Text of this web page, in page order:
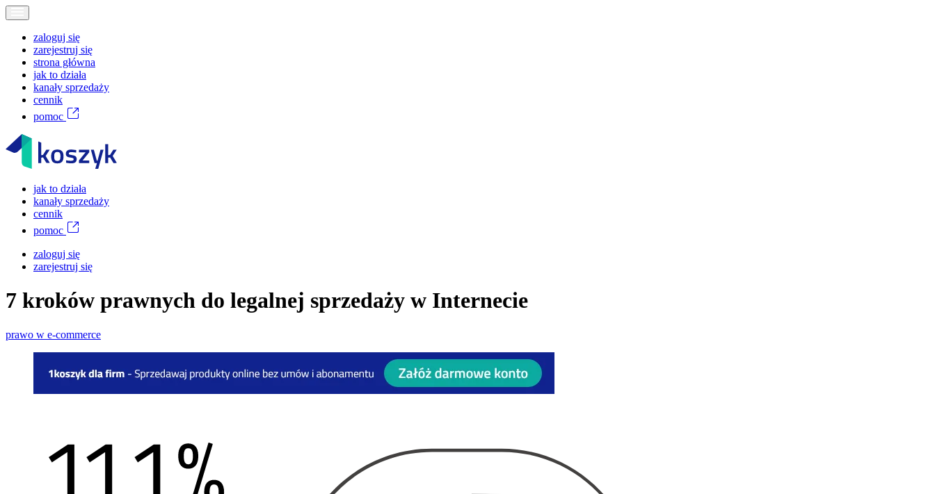
zaloguj się
zarejestruj się
strona główna
jak to działa
kanały sprzedaży
cennik
pomoc
jak to działa
kanały sprzedaży
cennik
pomoc
zaloguj się
zarejestruj się
7 kroków prawnych do legalnej sprzedaży w Internecie
prawo w e-commerce